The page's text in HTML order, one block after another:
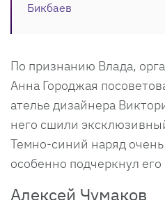
Бикбаев
По признанию Влада,
Анна Городжая
ателье дизайнера
него сшили
Темно-синий наряд
особенно подчеркнул его
Алексей Чумаков